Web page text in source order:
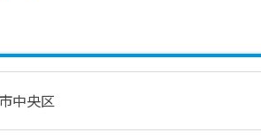
中央区